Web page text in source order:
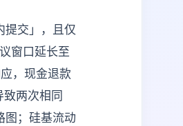
提交」，且仅
窗口延长至
，现金退款
两次相同
图；硅基流动